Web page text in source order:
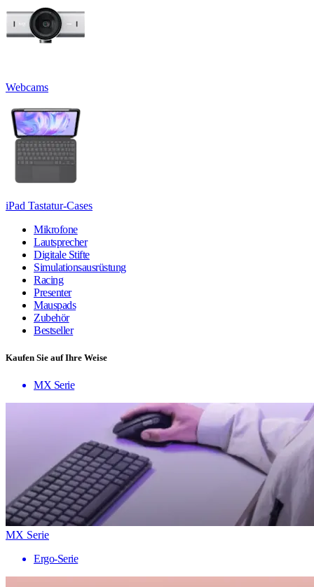
Webcams
iPad Tastatur-Cases
Mikrofone
Lautsprecher
Digitale Stifte
Simulationsausrüstung
Racing
Presenter
Mauspads
Zubehör
Bestseller
Kaufen Sie auf Ihre Weise
MX Serie
MX Serie
Ergo-Serie